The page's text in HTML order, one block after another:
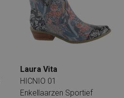
Laura Vita
HICNIO 01
Enkellaarzen Sportief